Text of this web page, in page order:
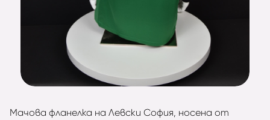
Мачова фланелка на Левски София, носена от